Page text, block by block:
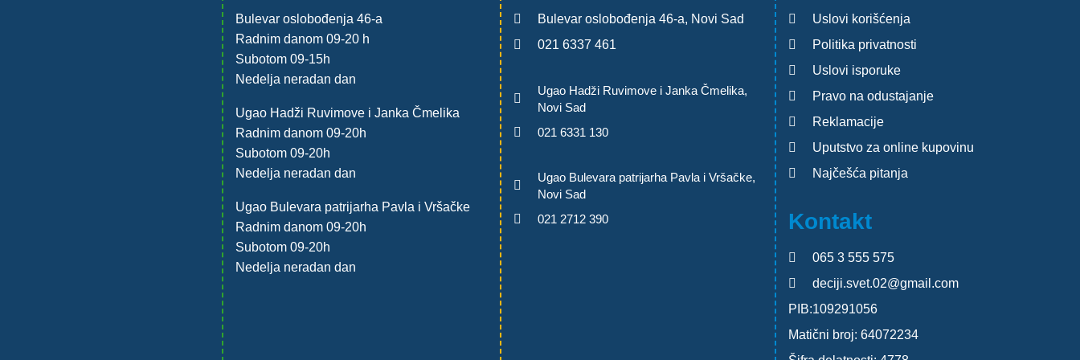
Bulevar oslobođenja 46-a
Radnim danom 09-20 h
Subotom 09-15h
Nedelja neradan dan
Ugao Hadži Ruvimove i Janka Čmelika
Radnim danom 09-20h
Subotom 09-20h
Nedelja neradan dan
Ugao Bulevara patrijarha Pavla i Vršačke
Radnim danom 09-20h
Subotom 09-20h
Nedelja neradan dan
Bulevar oslobođenja 46-a, Novi Sad
021 6337 461
Ugao Hadži Ruvimove i Janka Čmelika,
Novi Sad
021 6331 130
Ugao Bulevara patrijarha Pavla i Vršačke,
Novi Sad
021 2712 390
Uslovi korišćenja
Politika privatnosti
Uslovi isporuke
Pravo na odustajanje
Reklamacije
Uputstvo za online kupovinu
Najčešća pitanja
Kontakt
065 3 555 575
deciji.svet.02@gmail.com
PIB:109291056
Matični broj: 64072234